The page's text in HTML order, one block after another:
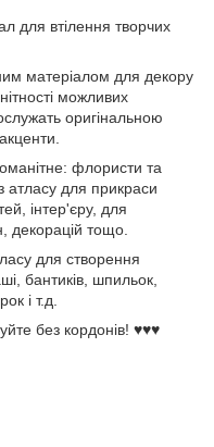
для втілення творчих
матеріалом для декору
можливих
оригінальною
флористи та
атласу для прикраси
інтер'єру, для
декорацій тощо.
для створення
бантиків, шпильок,
і т.д.
без кордонів! ♥♥♥